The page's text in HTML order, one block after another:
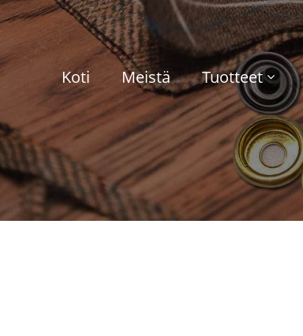
Koti Meistä Tuotteet